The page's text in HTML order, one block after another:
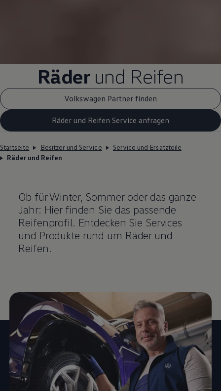
Räder und Reifen
Volkswagen Partner finden
Räder und Reifen Service anfragen
Startseite Besitzer und Service
Service und Ersatzteile
Räder und Reifen
Ob für Winter, Sommer oder das ganze
Jahr: Hier finden Sie das passende
Reifenprofil. Entdecken Sie Services
und Produkte rund um Räder und
Reifen.